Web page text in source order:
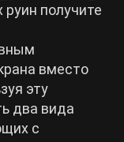
получите
вместо
эту
два вида
с